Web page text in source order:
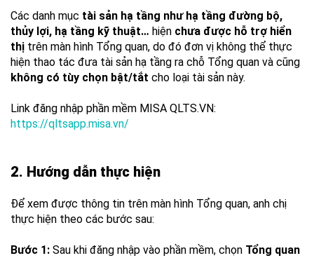
Các danh mục tài sản hạ tầng như hạ tầng đường bộ,
thủy lợi, hạ tầng kỹ thuật… hiện chưa được hỗ trợ hiển
thị trên màn hình Tổng quan, do đó đơn vị không thể thực
hiện thao tác đưa tài sản hạ tầng ra chỗ Tổng quan và cũng
không có tùy chọn bật/tắt cho loại tài sản này.
Link đăng nhập phần mềm MISA QLTS.VN:
https://qltsapp.misa.vn/
2. Hướng dẫn thực hiện
Để xem được thông tin trên màn hình Tổng quan, anh chị
thực hiện theo các bước sau:
Bước 1: Sau khi đăng nhập vào phần mềm, chọn Tổng quan